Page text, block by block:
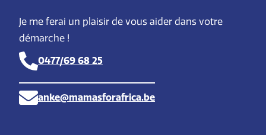
Je me ferai un plaisir de vous aider dans votre
démarche !
0477/69 68 25
anke@mamasforafrica.be